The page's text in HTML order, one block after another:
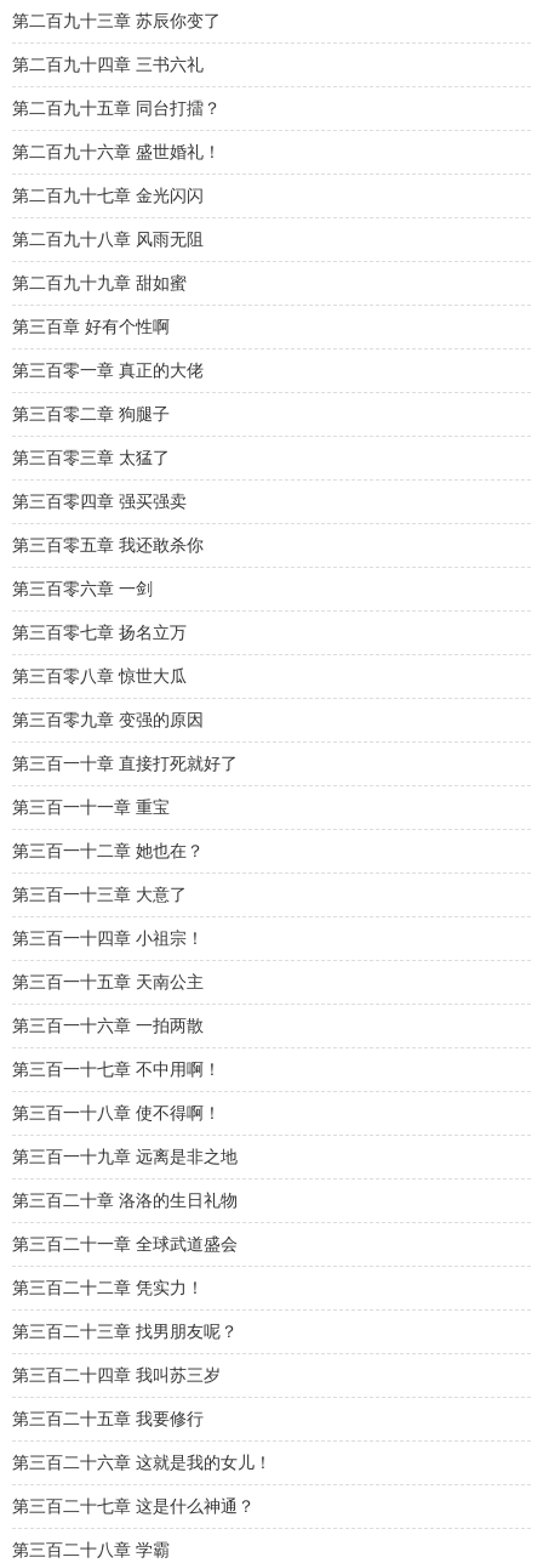
第二百九十三章 苏辰你变了
第二百九十四章 三书六礼
第二百九十五章 同台打擂？
第二百九十六章 盛世婚礼！
第二百九十七章 金光闪闪
第二百九十八章 风雨无阻
第二百九十九章 甜如蜜
第三百章 好有个性啊
第三百零一章 真正的大佬
第三百零二章 狗腿子
第三百零三章 太猛了
第三百零四章 强买强卖
第三百零五章 我还敢杀你
第三百零六章 一剑
第三百零七章 扬名立万
第三百零八章 惊世大瓜
第三百零九章 变强的原因
第三百一十章 直接打死就好了
第三百一十一章 重宝
第三百一十二章 她也在？
第三百一十三章 大意了
第三百一十四章 小祖宗！
第三百一十五章 天南公主
第三百一十六章 一拍两散
第三百一十七章 不中用啊！
第三百一十八章 使不得啊！
第三百一十九章 远离是非之地
第三百二十章 洛洛的生日礼物
第三百二十一章 全球武道盛会
第三百二十二章 凭实力！
第三百二十三章 找男朋友呢？
第三百二十四章 我叫苏三岁
第三百二十五章 我要修行
第三百二十六章 这就是我的女儿！
第三百二十七章 这是什么神通？
第三百二十八章 学霸